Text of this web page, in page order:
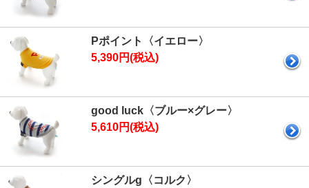
Pポイント〈イエロー〉
5,390円(税込)
good luck〈ブルー×グレー〉
5,610円(税込)
シングルg〈コルク〉